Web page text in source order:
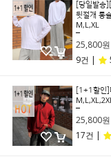
[당일발
뒷절개 롱
M,L,XL
25,800원
9건 |
[1+1할인]
25,800원
17건 |